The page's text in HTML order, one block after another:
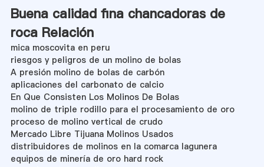
Buena calidad fina chancadoras de
roca Relación
mica moscovita en peru
riesgos y peligros de un molino de bolas
A presión molino de bolas de carbón
aplicaciones del carbonato de calcio
En Que Consisten Los Molinos De Bolas
molino de triple rodillo para el procesamiento de oro
proceso de molino vertical de crudo
Mercado Libre Tijuana Molinos Usados
distribuidores de molinos en la comarca lagunera
equipos de minería de oro hard rock